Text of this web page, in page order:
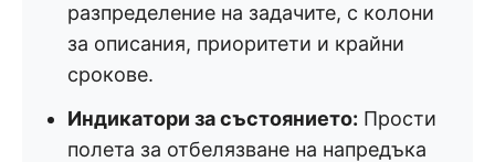
разпределение на задачите, с колони
за описания, приоритети и крайни
срокове.
Индикатори за състоянието: Прости
полета за отбелязване на напредъка